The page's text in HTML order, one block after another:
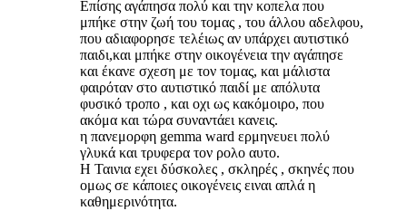
Επίσης αγάπησα πολύ και την κοπελα που
μπήκε στην ζωή του τομας , του άλλου αδελφου,
που αδιαφορησε τελέιως αν υπάρχει αυτιστικό
παιδι,και μπήκε στην οικογένεια την αγάπησε
και έκανε σχεση με τον τομας, και μάλιστα
φαιρόταν στο αυτιστικό παιδί με απόλυτα
φυσικό τροπο , και οχι ως κακόμοιρο, που
ακόμα και τώρα συναντάει κανεις.
η πανεμορφη gemma ward ερμηνευει πολύ
γλυκά και τρυφερα τον ρολο αυτο.
Η Ταινια εχει δύσκολες , σκληρές , σκηνές που
ομως σε κάποιες οικογένεις ειναι απλά η
καθημερινότητα.